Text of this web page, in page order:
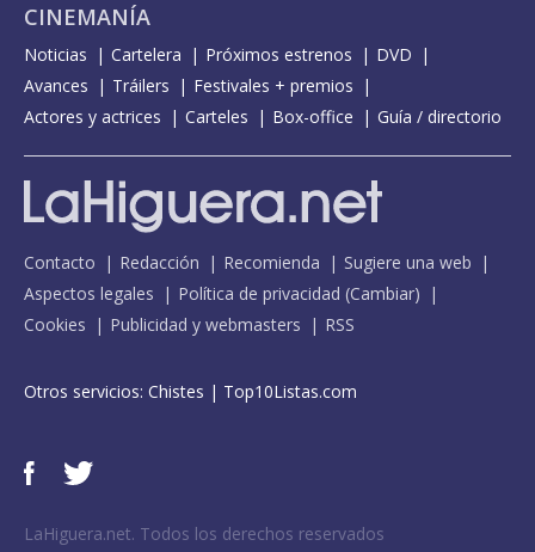
CINEMANÍA
Noticias Cartelera Próximos estrenos
DVD
Avances
Tráilers
Festivales + premios
Actores y actrices
Carteles Box-office Guía / directorio
Contacto Redacción Recomienda
Sugiere una web
Aspectos legales
Política de privacidad (Cambiar)
Cookies
Publicidad y webmasters RSS
Otros servicios: Chistes | Top10Listas.com
LaHiguera.net. Todos los derechos reservados